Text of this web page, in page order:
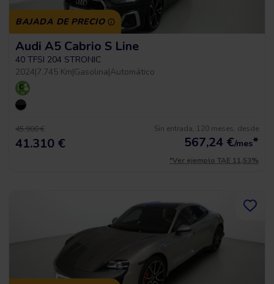
BAJADA DE PRECIO
Audi A5 Cabrio S Line
40 TFSI 204 STRONIC
2024|7.745 Km|Gasolina|Automático
45.900 €
41.310 €
Sin entrada, 120 meses, desde
567,24 €/mes*
*Ver ejemplo TAE 11,53%